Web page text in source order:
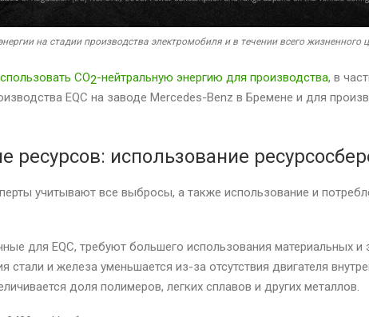
на стадии производства электромобиля и в течении всего
CO2-нейтральную энергию для производства, в
EQC на заводе Mercedes-Benz в Бремене и для
ресурсов: использование
учитывают все выбросы, а также использование и
для EQC, требуют большего использования материальных и
и железа уменьшается из-за отсутствия двигателя
доля полимеров, легких сплавов и других металлов.